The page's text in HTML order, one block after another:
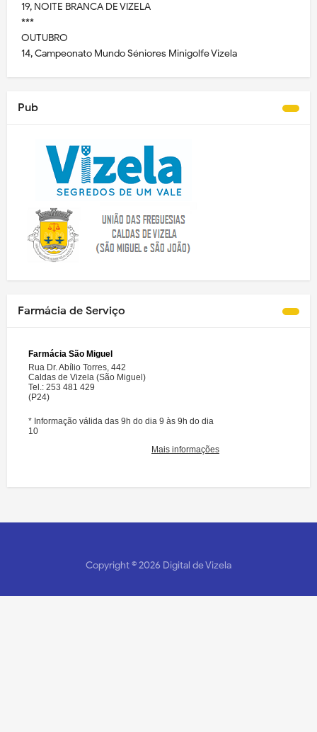
19, NOITE BRANCA DE VIZELA
***
OUTUBRO
14, Campeonato Mundo Séniores Minigolfe Vizela
Pub
Farmácia de Serviço
Copyright ©2026 Digital de Vizela